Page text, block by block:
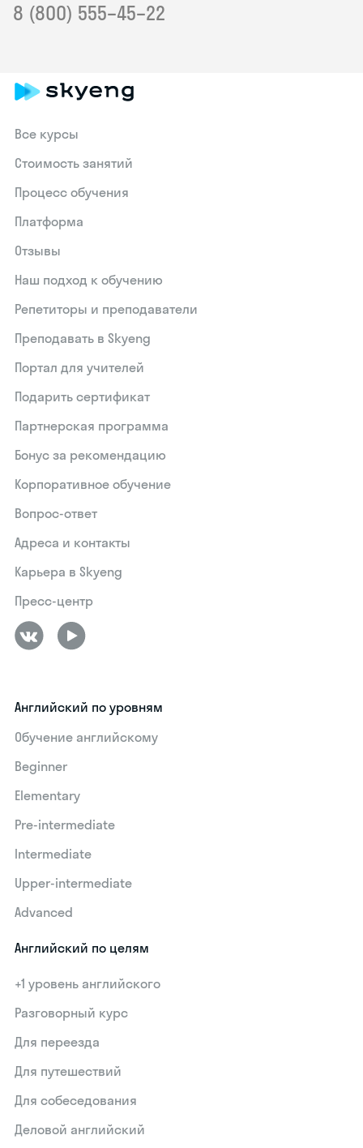
8 (800) 555–45–22
Все курсы
Стоимость занятий
Процесс обучения
Платформа
Отзывы
Наш подход к обучению
Репетиторы и преподаватели
Преподавать в Skyeng
Портал для учителей
Подарить сертификат
Партнерская программа
Бонус за рекомендацию
Корпоративное обучение
Вопрос-ответ
Адреса и контакты
Карьера в Skyeng
Пресс-центр
Английский по уровням
Обучение английскому
Beginner
Elementary
Pre-intermediate
Intermediate
Upper-intermediate
Advanced
Английский по целям
+1 уровень английского
Разговорный курс
Для переезда
Для путешествий
Для собеседования
Деловой английский